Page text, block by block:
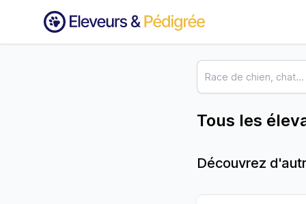
Tous les
Découvrez